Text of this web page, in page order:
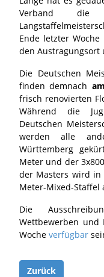
Verband die
Ende letzter
den Austragungsort
Die Deutschen
finden demnach
frisch renovierten
Während die
Deutschen
werden alle
Württemberg
Meter und der
der Masters wird in
Meter-Mixed-Staffel
Die
Wettbewerben und
Woche verfügbar
Zurück